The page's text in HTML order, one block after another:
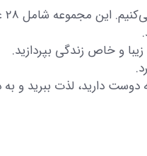
و خاص زندگی بپردازید.
دارید، لذت ببرید و به